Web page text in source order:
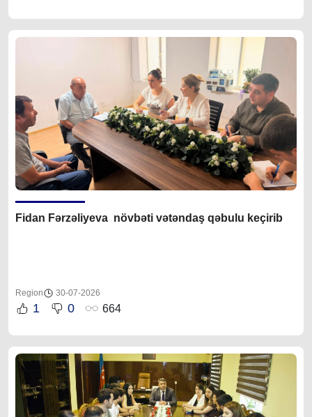
Fidan Fərzəliyeva növbəti vətəndaş qəbulu keçirib
Region 30-07-2026
1 0 664